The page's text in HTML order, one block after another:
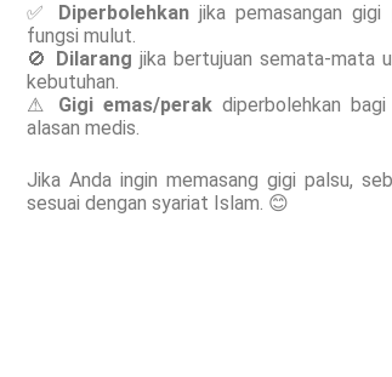
✅ Diperbolehkan jika pemasangan
fungsi mulut.
🚫
Dilarang jika bertujuan semata-mata
kebutuhan.
⚠ Gigi emas/perakdiperbolehkan bagi
alasan medis.
Jika Anda ingin memasang gigi palsu,
sesuai dengan syariat Islam. 😊